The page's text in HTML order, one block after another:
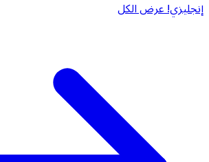
إنجليزي! عرض الكل